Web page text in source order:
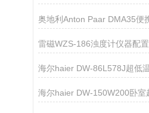
雷磁WZS-186浊度计仪器配置